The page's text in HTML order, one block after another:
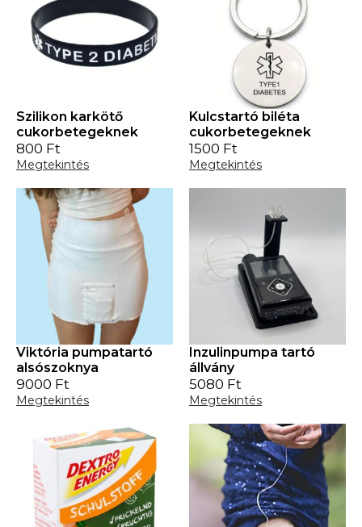
Szilikon karkötő
cukorbetegeknek
800 Ft
Megtekintés
Kulcstartó biléta
cukorbetegeknek
1500 Ft
Megtekintés
Viktória pumpatartó
alsószoknya
9000 Ft
Megtekintés
Inzulinpumpa tartó
állvány
5080 Ft
Megtekintés